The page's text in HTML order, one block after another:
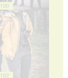
100
102